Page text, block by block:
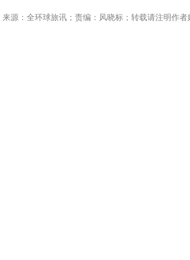
源：全环球旅讯；责编：风晓标；转载请注明作